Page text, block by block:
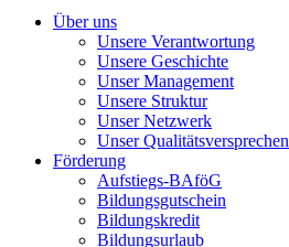
Über uns
Unsere Verantwortung
Unsere Geschichte
Unser Management
Unsere Struktur
Unser Netzwerk
Unser Qualitätsversprechen
Förderung
Aufstiegs-BAföG
Bildungsgutschein
Bildungskredit
Bildungsurlaub